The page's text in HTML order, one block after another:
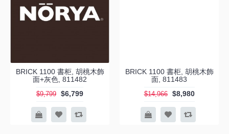
BRICK 1100 書柜, 胡桃木飾
面+灰色, 811482
$9,799 $6,799
BRICK 1100 書柜, 胡桃木飾
面, 811483
$14,966 $8,980